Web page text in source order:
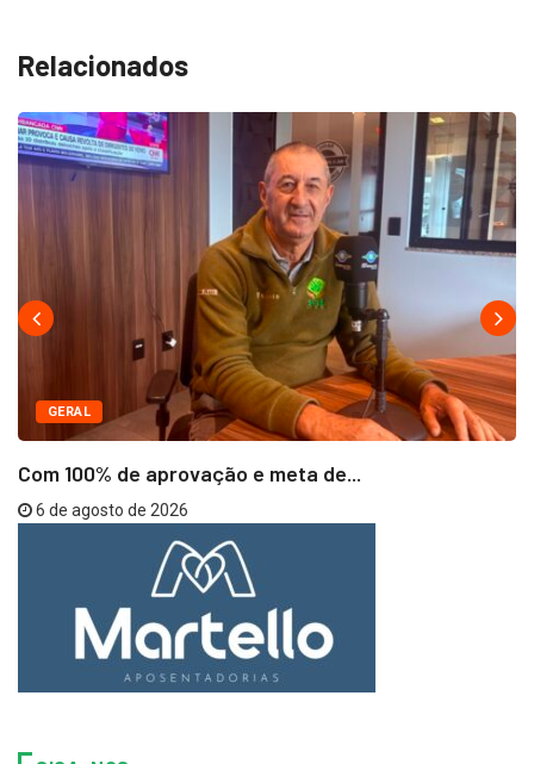
Relacionados
GERAL
Com 100% de aprovação e meta de...
6 de agosto de 2026